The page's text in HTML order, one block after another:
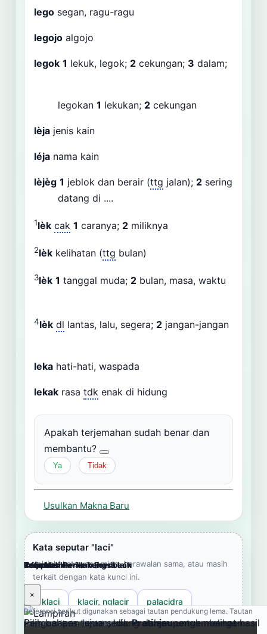
lego segan, ragu-ragu
legojo algojo
legok 1 lekuk, legok; 2 cekungan; 3 dalam;
legokan 1 lekukan; 2 cekungan
lèja jenis kain
léja nama kain
lèjèg 1 jeblok dan berair (ttg jalan); 2 sering
datang di ....
1lèk cak 1 caranya; 2 miliknya
2lèk kelihatan (ttg bulan)
3lèk 1 tanggal muda; 2 bulan, masa, waktu
4lèk dl lantas, lalu, segera; 2 jangan-jangan
leka hati-hati, waspada
lekak rasa tdk enak di hidung
Apakah terjemahan sudah benar dan
membantu?
Ya Tidak
Usulkan Makna Baru
Cara Memberikan Feedback
×
Lampiran
×
Referensi Pendukung
×
Referensi berikut digunakan sebagai tautan pendukung lema. Tautan
eksternal dibuka di tab baru.
Informasi
×
Pengucapan lema sedang dalam pengembangan.
Terjemahkan ke bahasa lain
×
Pilih bahasa tujuan, klikPratinjauuntuk melihat hasil
Kata seputar "laci"
Jelajahi kata yang mirip, berawalan sama, atau masih
terkait dengan kata kunci ini.
klaci klacir, nglacir palacidra
laca lucu lacak lacur lacut laga